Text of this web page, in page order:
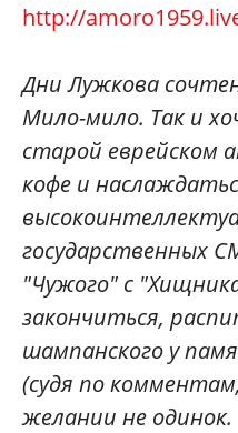
http://
Дни Лужкова
Мило-мило. Так и
старой еврейском
кофе и
государственных
"Чужого" с
закончиться,
шампанского у
(судя по
желании не